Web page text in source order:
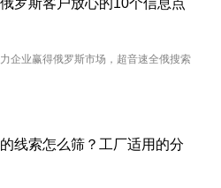
罗斯客户放心的10个信息点
企业赢得俄罗斯市场，超音速全俄搜索
线索怎么筛？工厂适用的分